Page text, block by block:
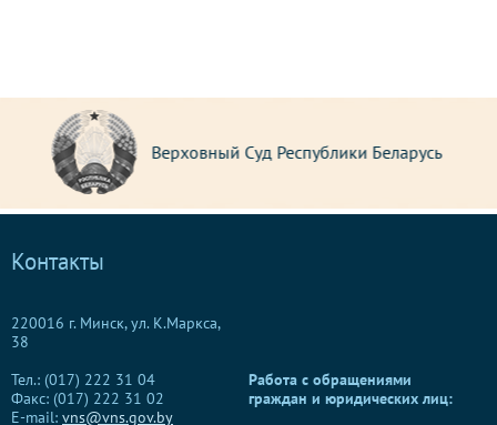
Верховный Суд Республики Беларусь
Контакты
220016 г. Минск, ул. К.Маркса,
38
Тел.: (017) 222 31 04
Факс: (017) 222 31 02
E-mail: vns@vns.gov.by
Работа с обращениями
граждан и юридических лиц: